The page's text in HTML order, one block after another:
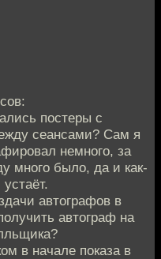
постеры с
сеансами? Сам я
немного, за
много было, да и как-
автографов в
автограф на
в начале показа в